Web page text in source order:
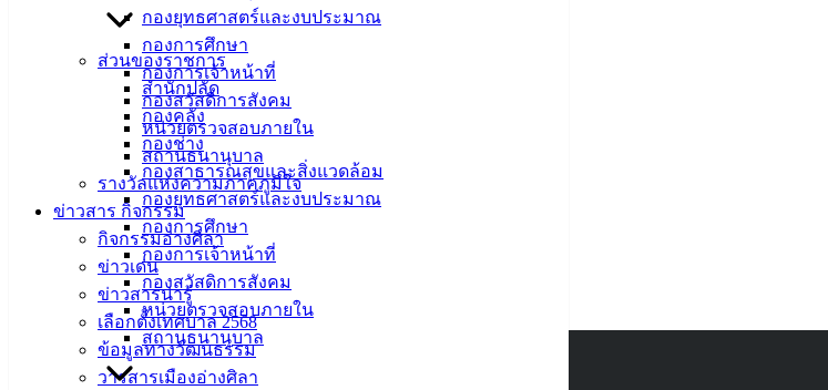
กองยุทธศาสตร์และงบประมาณ
กองการศึกษา
กองการเจ้าหน้าที่
กองสวัสดิการสังคม
หน่วยตรวจสอบภายใน
สถานธนานุบาล
รางวัลแห่งความภาคภูมิใจ
ข่าวสาร กิจกรรม
กิจกรรมอ่างศิลา
ข่าวเด่น
ข่าวสารน่ารู้
เลือกตั้งเทศบาล 2568
ข้อมูลทางวัฒนธรรม
วารสารเมืองอ่างศิลา
ส่วนของราชการ
สำนักปลัด
กองคลัง
กองช่าง
กองสาธารณสุขและสิ่งแวดล้อม
กองยุทธศาสตร์และงบประมาณ
กองการศึกษา
กองการเจ้าหน้าที่
กองสวัสดิการสังคม
หน่วยตรวจสอบภายใน
สถานธนานุบาล
ขายทอดตลาดทรัพย์สินของกองทุน ปปส. ดาวน์โหลด
เทศบาลเมืองอ่างศิลา